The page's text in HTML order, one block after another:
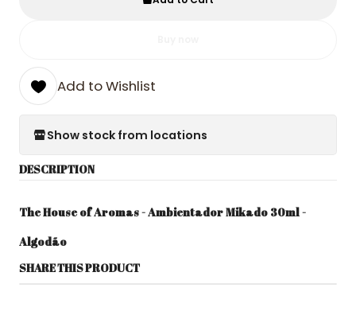
Add to Wishlist
Show stock from locations
DESCRIPTION
The House of Aromas - Ambientador Mikado 30ml -
Algodão
SHARE THIS PRODUCT